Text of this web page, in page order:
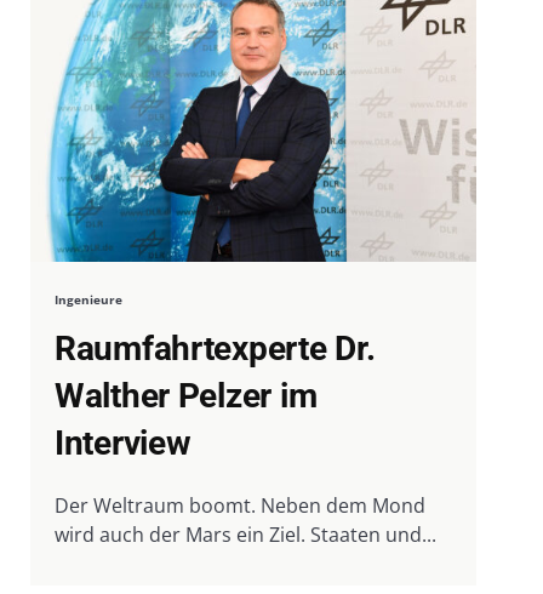
Ingenieure
Raumfahrtexperte Dr.
Walther Pelzer im
Interview
Der Weltraum boomt. Neben dem Mond
wird auch der Mars ein Ziel. Staaten und...